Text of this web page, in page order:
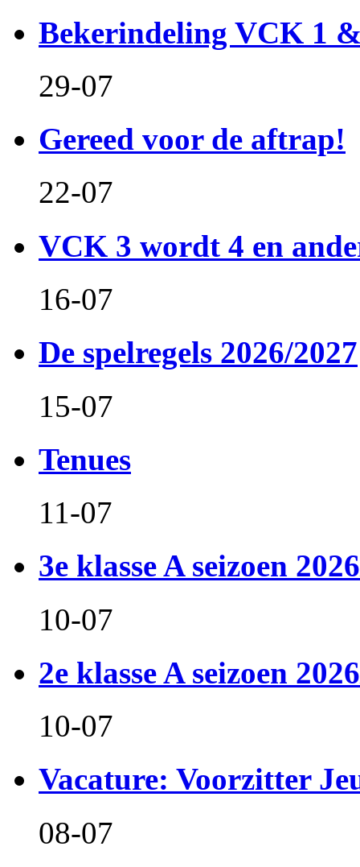
Bekerindeling VCK 1
29-07
Gereed voor de aftrap!
22-07
VCK 3 wordt 4 en
16-07
De spelregels 2026/2027
15-07
Tenues
11-07
3e klasse A seizoen
10-07
2e klasse A seizoen
10-07
Vacature: Voorzitter
08-07